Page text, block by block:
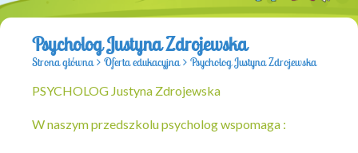
Psycholog Justyna Zdrojewska
Strona główna > Oferta edukacyjna > Psycholog Justyna Zdrojewska
PSYCHOLOG Justyna Zdrojewska
W naszym przedszkolu psycholog wspomaga :